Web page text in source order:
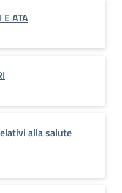
E ATA
alla salute